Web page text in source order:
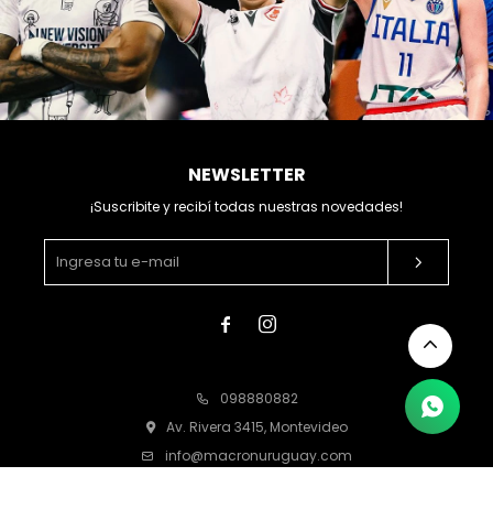
098880882
Av. Rivera 3415, Montevideo
info@macronuruguay.com
NEWSLETTER
¡Suscribite y recibí todas nuestras novedades!
 